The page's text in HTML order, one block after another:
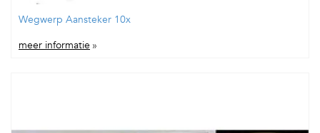
Wegwerp Aansteker 10x
meer informatie »